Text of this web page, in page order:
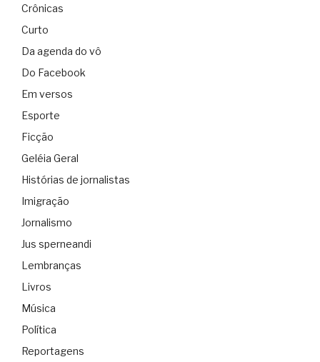
Crônicas
Curto
Da agenda do vô
Do Facebook
Em versos
Esporte
Ficção
Geléia Geral
Histórias de jornalistas
Imigração
Jornalismo
Jus sperneandi
Lembranças
Livros
Música
Política
Reportagens